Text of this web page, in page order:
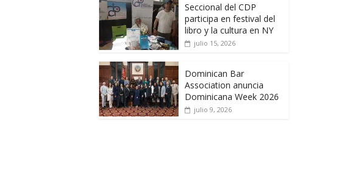
Seccional del CDP
participa en festival del
libro y la cultura en NY
julio 15, 2026
Dominican Bar
Association anuncia
Dominicana Week 2026
julio 9, 2026